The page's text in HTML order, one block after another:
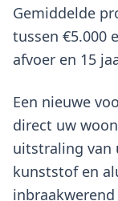
Gemiddelde
tussen €5.000
afvoer en 15
Een nieuwe
direct uw
uitstraling van
kunststof en
inbraakwerend